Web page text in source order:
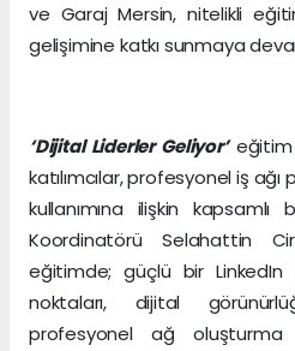
ve Garaj Mersin, nitelikli
gelişimine katkı sunmaya
‘Dijital Liderler Geliyor’eğitim
katılımcılar, profesyonel iş
kullanımına ilişkin kapsamlı
Koordinatörü Selahattin
eğitimde; güçlü bir LinkedIn
noktaları, dijital
profesyonel ağ